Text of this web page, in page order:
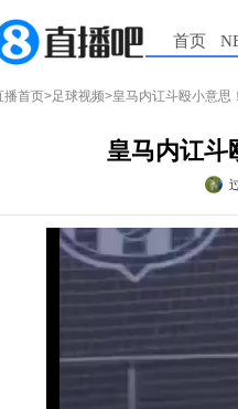
首页
播首页>足球视频>皇马内讧斗殴小意思
皇马内讧斗